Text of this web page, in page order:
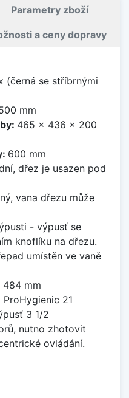
Parametry zboží
a ceny dopravy
(černá se stříbrnými
mm
465 x 436 x 200
600 mm
dřez je usazen pod
vana dřezu může
- výpusť se
knoflíku na dřezu.
umístěn ve vaně
mm
21
3 1/2
nutno zhotovit
ovládání.